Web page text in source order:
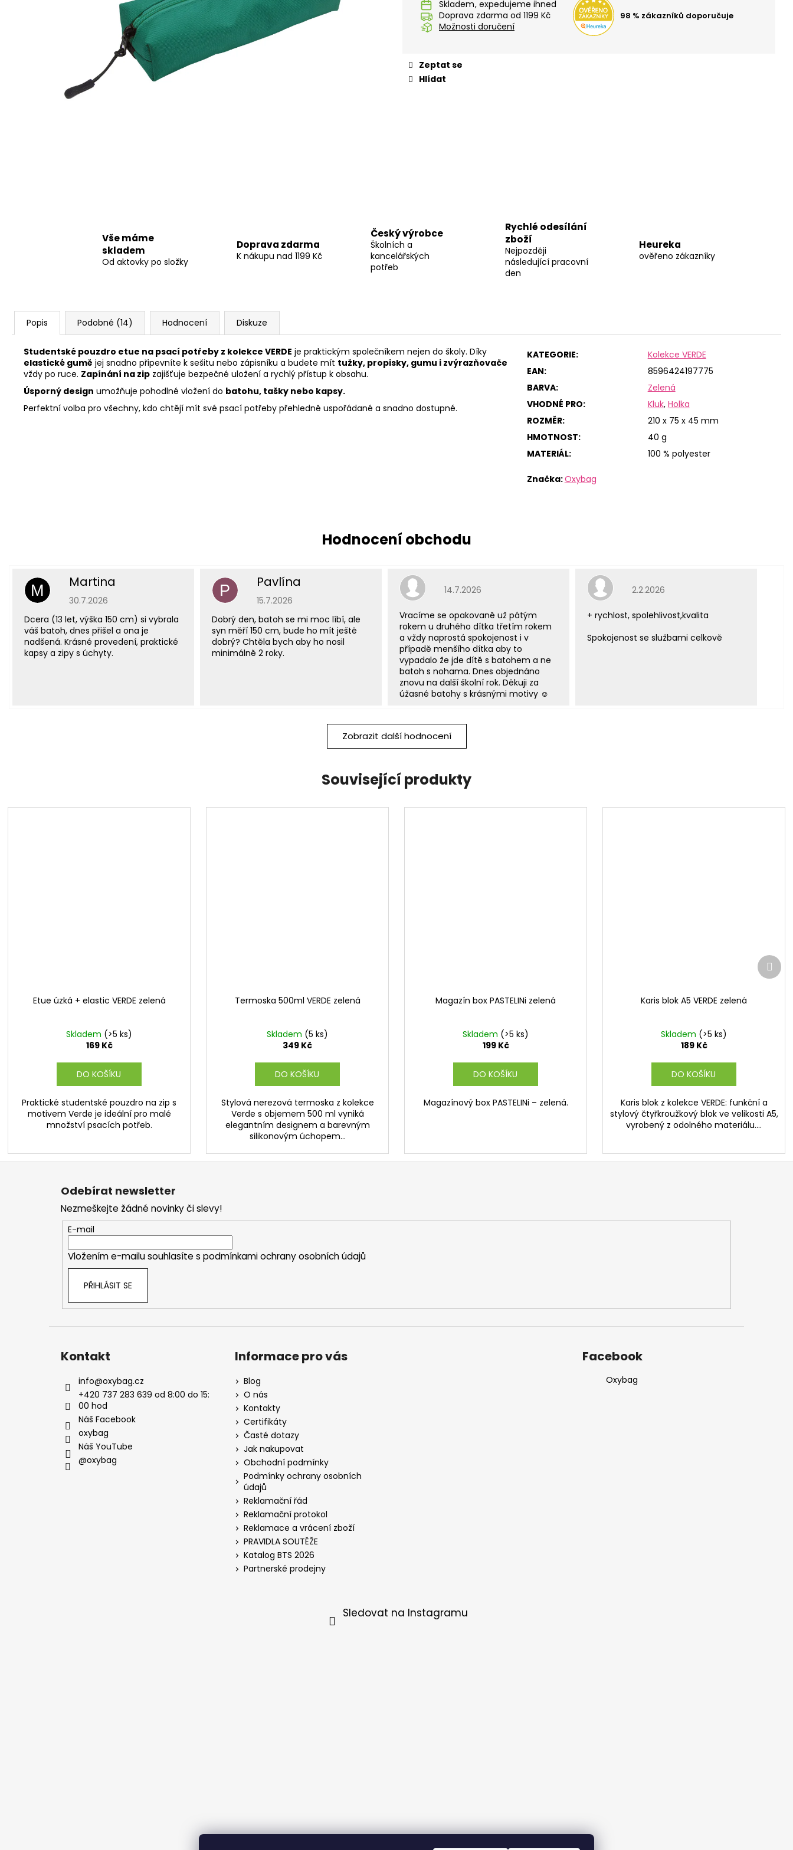
Skladem
Doprava zdarma od 1199 Kč
Možnosti doručení
98 % zákazníků doporučuje
Zeptat se
Hlídat
Vše máme
skladem
Od aktovky po složky
Doprava zdarma
K nákupu nad 1199 Kč
Český výrobce
Školních a
kancelářských
potřeb
Rychlé odesílání
zboží
Nejpozději
následující pracovní
den
Heureka
ověřeno zákazníky
Popis Podobné (14) Hodnocení Diskuze
KATEGORIE:
Kolekce VERDE
EAN:
8596424197775
BARVA:
Zelená
VHODNÉ PRO: Kluk, Holka
ROZMĚR:
210 x 75 x 45 mm
HMOTNOST:
40 g
MATERIÁL: 100 % polyester
Značka:Oxybag
Studentské pouzdro etue na psací potřeby z kolekce VERDE je praktickým společníkem nejen do školy. Díky
elastické gumě jej snadno připevníte k sešitu nebo zápisníku a budete mít tužky, propisky, gumu i zvýrazňovače
vždy po ruce. Zapínání na zip zajišťuje bezpečné uložení a rychlý přístup k obsahu.
Úsporný design umožňuje pohodlné vložení do batohu, tašky nebo kapsy.
Perfektní volba pro všechny, kdo chtějí mít své psací potřeby přehledně uspořádané a snadno dostupné.
M Martina
Hodnocení obchodu je 5 z 5 hvězdiček.
30.7.2026
Dcera (13 let, výška 150 cm) si vybrala
váš batoh, dnes přišel a ona je
nadšená. Krásné provedení, praktické
kapsy a zipy s úchyty.
P Pavlína
Hodnocení obchodu je 5 z 5 hvězdiček.
15.7.2026
Dobrý den, batoh se mi moc líbí, ale
syn měří 150 cm, bude ho mít ještě
dobrý? Chtěla bych aby ho nosil
minimálně 2 roky.
Hodnocení obchodu je 5 z 5 hvězdiček.
14.7.2026
Vracíme se opakovaně už pátým
rokem u druhého dítka třetím rokem
a vždy naprostá spokojenost i v
případě menšího dítka aby to
vypadalo že jde dítě s batohem a ne
batoh s nohama. Dnes objednáno
znovu na další školní rok. Děkuji za
úžasné batohy s krásnými motivy ☺️
Hodnocení obchodu je 5 z 5 hvězdiček.
2.2.2026
+ rychlost, spolehlivost,kvalita
Spokojenost se službami celkově
Zobrazit další hodnocení
Související produkty
Etue úzká + elastic VERDE zelená
Skladem (>5 ks)
169 Kč
DO KOŠÍKU
Praktické studentské pouzdro na zip s
motivem Verde je ideální pro malé
množství psacích potřeb.
Termoska 500ml VERDE zelená
Skladem (5 ks)
349 Kč
DO KOŠÍKU
Stylová nerezová termoska z kolekce
Verde s objemem 500 ml vyniká
elegantním designem a barevným
silikonovým úchopem...
Magazín box PASTELINi zelená
Skladem (>5 ks)
199 Kč
DO KOŠÍKU
Magazínový box PASTELINi – zelená.
Karis blok A5 VERDE zelená
Skladem (>5 ks)
189 Kč
DO KOŠÍKU
Karis blok z kolekce VERDE: funkční a
stylový čtyřkroužkový blok ve velikosti A5,
vyrobený z odolného materiálu....
Další
STUDENTSKÝ BATOH OXY SCOOLER
LÁHEV OXY CLICK 600 ML GALAXY
299 Kč
KLÍČENKA S KARABINKOU PLAYWORLD
PIXEL
69 Kč
Z
Odebírat newsletter
Nezmeškejte žádné novinky či slevy!
E-mail
Vložením e-mailu souhlasíte s podmínkami ochrany osobních údajů
PŘIHLÁSIT SE
Kontakt
info@oxybag.cz
+420 737 283 639 od 8:00 do 15:
00 hod
Náš Facebook
oxybag
Náš YouTube
@oxybag
Informace pro vás
Blog
O nás
Kontakty
Certifikáty
Časté dotazy
Jak nakupovat
Obchodní podmínky
Podmínky ochrany osobních
údajů
Reklamační řád
Reklamační protokol
Reklamace a vrácení zboží
PRAVIDLA SOUTĚŽE
Katalog BTS 2026
Partnerské prodejny
Facebook
Oxybag
Sledovat na Instagramu